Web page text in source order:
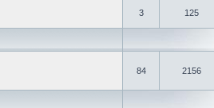
3 125
84 2156